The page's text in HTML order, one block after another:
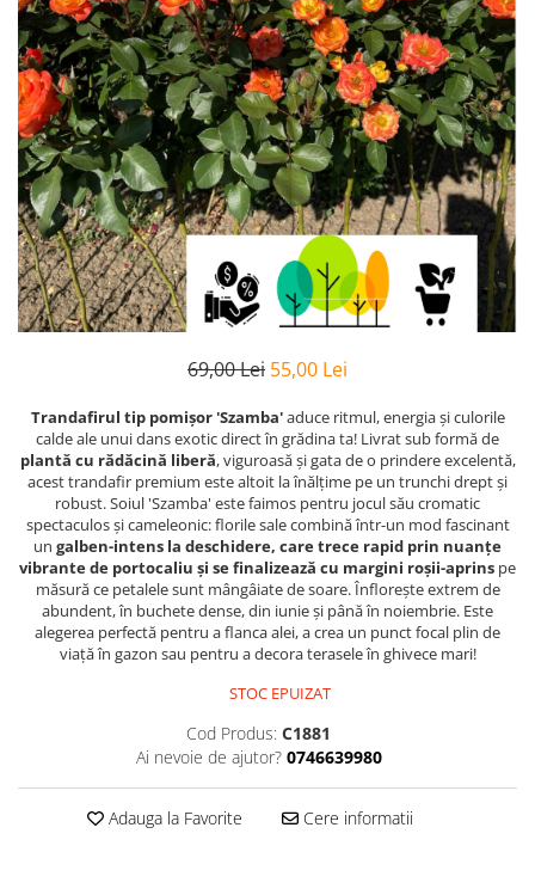
69,00 Lei 55,00 Lei
Trandafirul tip pomișor 'Szamba'aduce ritmul, energia și culorile
calde ale unui dans exotic direct în grădina ta! Livrat sub formă de
plantă cu rădăcină liberă, viguroasă și gata de o prindere excelentă,
acest trandafir premium este altoit la înălțime pe un trunchi drept și
robust. Soiul 'Szamba' este faimos pentru jocul său cromatic
spectaculos și cameleonic: florile sale combină într-un mod fascinant
un galben-intens la deschidere, care trece rapid prin nuanțe
vibrante de portocaliu și se finalizează cu margini roșii-aprins pe
măsură ce petalele sunt mângâiate de soare. Înflorește extrem de
abundent, în buchete dense, din iunie și până în noiembrie. Este
alegerea perfectă pentru a flanca alei, a crea un punct focal plin de
viață în gazon sau pentru a decora terasele în ghivece mari!
STOC EPUIZAT
Cod Produs: C1881
Ai nevoie de ajutor? 0746639980
Adauga la Favorite Cere informatii